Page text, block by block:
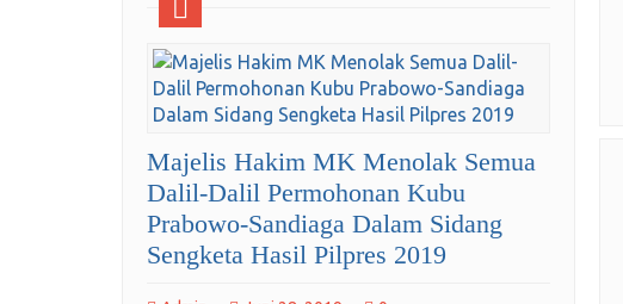
Majelis Hakim MK Menolak Semua
Dalil-Dalil Permohonan Kubu
Prabowo-Sandiaga Dalam Sidang
Sengketa Hasil Pilpres 2019